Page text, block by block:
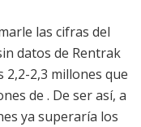
las cifras del
datos de Rentrak
2,3 millones que
de . De ser así, a
ya superaría los